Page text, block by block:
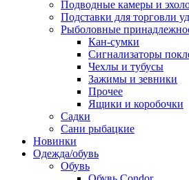
Подводные камеры и
Подставки для торговли
Рыболовные
Кан-сумки
Сигнализаторы
Чехлы и тубусы
Зажимы и зевники
Прочее
Ящики и коробочки
Садки
Сани рыбацкие
Новинки
Одежда/обувь
Обувь